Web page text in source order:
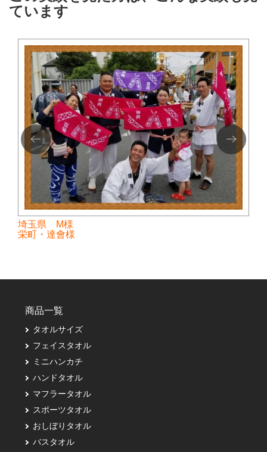
ています
埼玉県 M様
栄町・達會様
商品一覧
タオルサイズ
フェイスタオル
ミニハンカチ
ハンドタオル
マフラータオル
スポーツタオル
おしぼりタオル
バスタオル